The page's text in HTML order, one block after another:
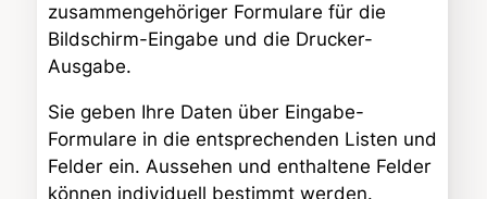
zusammengehöriger Formulare für die
Bildschirm-Eingabe und die Drucker-
Ausgabe.
Sie geben Ihre Daten über Eingabe-
Formulare in die entsprechenden Listen und
Felder ein. Aussehen und enthaltene Felder
können individuell bestimmt werden.